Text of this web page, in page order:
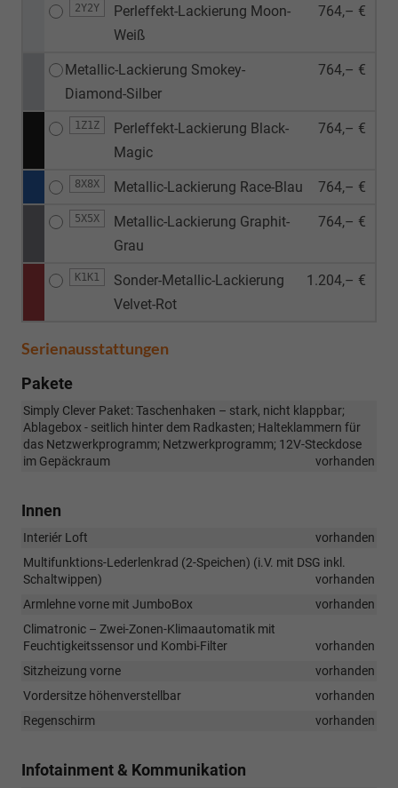
2Y2Y
Perleffekt-Lackierung Moon-
Weiß
764,– €
Metallic-Lackierung Smokey-
Diamond-Silber
764,– €
1Z1Z
Perleffekt-Lackierung Black-
Magic
764,– €
8X8X Metallic-Lackierung Race-Blau 764,– €
5X5X
Metallic-Lackierung Graphit-
Grau
764,– €
K1K1
Sonder-Metallic-Lackierung
Velvet-Rot
1.204,– €
Serienausstattungen
Pakete
Simply Clever Paket: Taschenhaken – stark, nicht klappbar;
Ablagebox - seitlich hinter dem Radkasten; Halteklammern für
das Netzwerkprogramm; Netzwerkprogramm; 12V-Steckdose
im Gepäckraum
vorhanden
Innen
Interiér Loft
vorhanden
Multifunktions-Lederlenkrad (2-Speichen) (i.V. mit DSG inkl.
Schaltwippen)
vorhanden
Armlehne vorne mit JumboBox
vorhanden
Climatronic – Zwei-Zonen-Klimaautomatik mit
Feuchtigkeitssensor und Kombi-Filter
vorhanden
Sitzheizung vorne
vorhanden
Vordersitze höhenverstellbar
vorhanden
Regenschirm
vorhanden
Infotainment & Kommunikation